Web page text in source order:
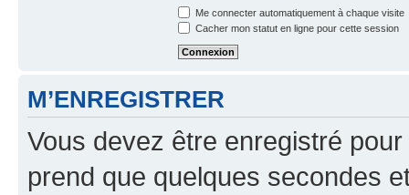
Me connecter automatiquement à chaque visite
Cacher mon statut en ligne pour cette session
M’ENREGISTRER
Vous devez être enregistré
prend que quelques secondes